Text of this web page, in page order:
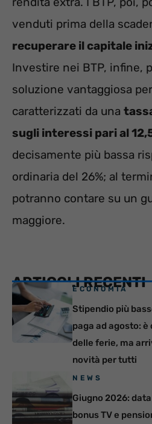
venduti prima della
recuperare il capitale
Investire nei BTP, infine,
soluzione vantaggiosa
caratterizzati da una
sugli interessi pari al
decisamente più bassa
ordinaria del 26%; al
potranno contare su un
maggiore.
ARTICOLI RECENTI
ECONOMIA
Stipendio più
paga ad agosto: è
delle ferie, ma
novità per tutti
NEWS
Giugno 2026:
bonus TV e